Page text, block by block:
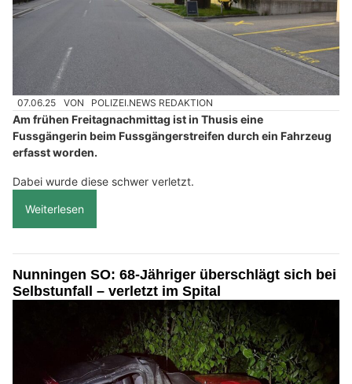
07.06.25 VON POLIZEI.NEWS REDAKTION
Am frühen Freitagnachmittag ist in Thusis eine
Fussgängerin beim Fussgängerstreifen durch ein Fahrzeug
erfasst worden.
Dabei wurde diese schwer verletzt.
Weiterlesen
Nunningen SO: 68-Jähriger überschlägt sich bei
Selbstunfall – verletzt im Spital